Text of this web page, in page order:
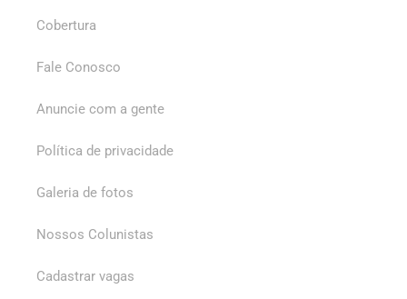
Cobertura
Fale Conosco
Anuncie com a gente
Política de privacidade
Galeria de fotos
Nossos Colunistas
Cadastrar vagas